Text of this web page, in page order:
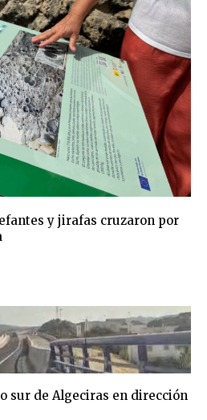
y jirafas cruzaron por
sur de Algeciras en dirección